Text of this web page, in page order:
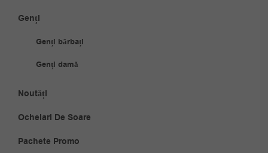
Genți
Genți bărbați
Genți damă
Noutăți
Ochelari De Soare
Pachete Promo